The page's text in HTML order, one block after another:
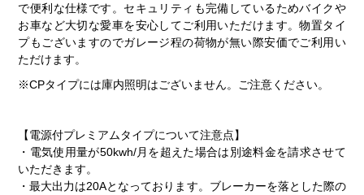
で便利な仕様です。セキュリティも完備しているためバイクや
お車など大切な愛車を安心してご利用いただけます。物置タイ
プもございますのでガレージ程の荷物が無い際安価でご利用い
ただけます。
※CPタイプには庫内照明はございません。ご注意ください。
【電源付プレミアムタイプについて注意点】
・電気使用量が50kwh/月を超えた場合は別途料金を請求させて
いただきます。
・最大出力は20Aとなっております。ブレーカーを落とした際の